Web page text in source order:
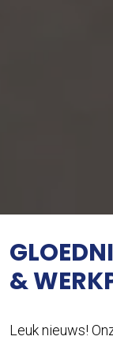
&
Leuk nieuws!